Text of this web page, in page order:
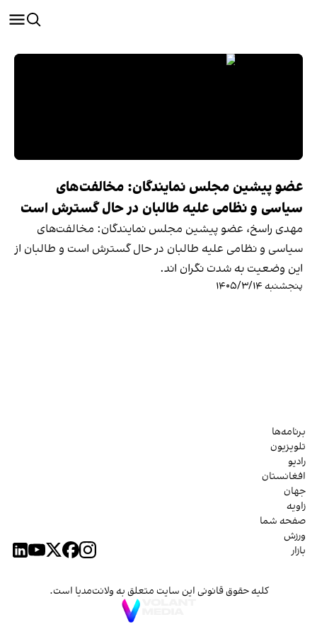
عضو پیشین مجلس نمایندگان: مخالفت‌های
سیاسی و نظامی علیه طالبان در حال گسترش است
مهدی راسخ، عضو پیشین مجلس نمایندگان: مخالفت‌های
سیاسی و نظامی علیه طالبان در حال گسترش است و طالبان از
این وضعیت به شدت نگران اند.
پنجشنبه ۱۴۰۵/۳/۱۴
برنامه‌ها
تلویزیون
رادیو
افغانستان
جهان
زاویه
صفحه شما
ورزش
بازار
کلیه حقوق قانونی این سایت متعلق به ولانت‌مدیا است.